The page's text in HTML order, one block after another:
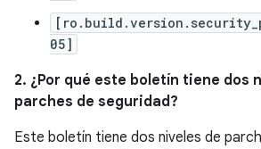
05]
2. ¿Por qué este boletín tiene dos
parches de seguridad?
Este boletín tiene dos niveles de